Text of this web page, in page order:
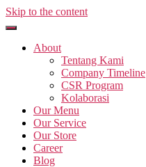
Skip to the content
About
Tentang Kami
Company Timeline
CSR Program
Kolaborasi
Our Menu
Our Service
Our Store
Career
Blog